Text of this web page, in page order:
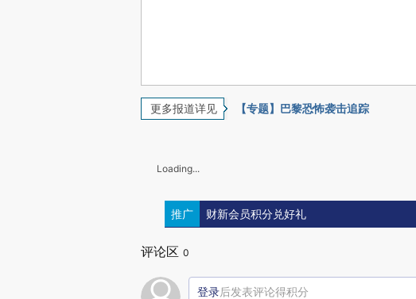
更多报道详见 【专题】巴黎恐怖袭击追踪
Loading...
推广 财新会员积分兑好礼
评论区 0
登录后发表评论得积分